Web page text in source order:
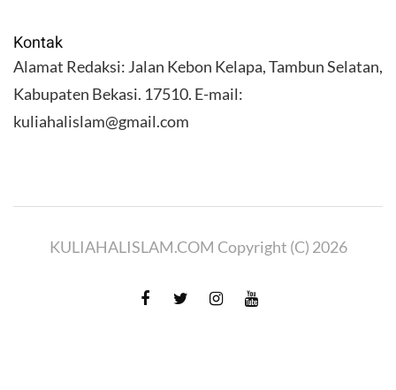
Kontak
Alamat Redaksi: Jalan Kebon Kelapa, Tambun Selatan,
Kabupaten Bekasi. 17510. E-mail:
kuliahalislam@gmail.com
KULIAHALISLAM.COM Copyright (C) 2026